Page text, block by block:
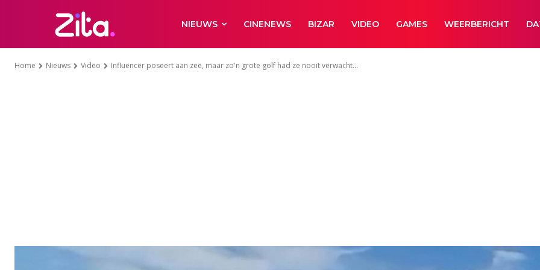
NIEUWS CINENEWS BIZAR VIDEO GAMES WEERBERICHT
Home Nieuws Video Influencer poseert aan zee, maar zo'n grote golf had ze nooit verwacht...